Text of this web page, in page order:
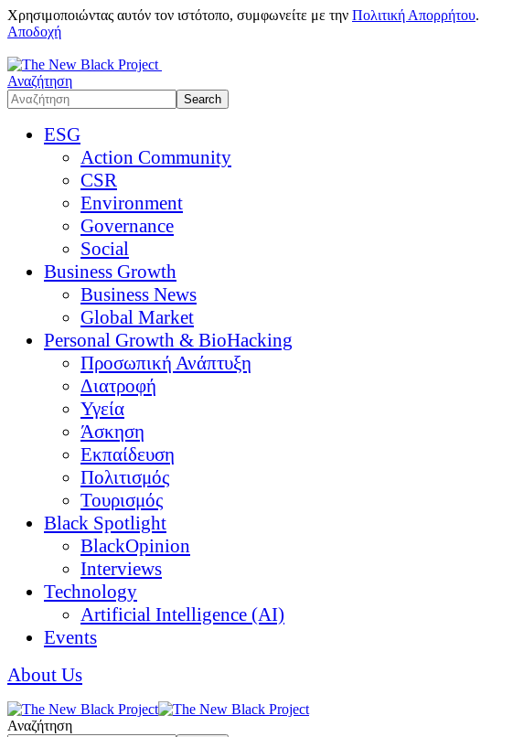
Χρησιμοποιώντας αυτόν τον ιστότοπο, συμφωνείτε με την Πολιτική Απορρήτου.
Αποδοχή
Αναζήτηση
ESG
Action Community
CSR
Environment
Governance
Social
Business Growth
Business News
Global Market
Personal Growth & BioHacking
Προσωπική Ανάπτυξη
Διατροφή
Υγεία
Άσκηση
Εκπαίδευση
Πολιτισμός
Τουρισμός
Black Spotlight
BlackOpinion
Interviews
Technology
Artificial Intelligence (AI)
Events
About Us
Αναζήτηση